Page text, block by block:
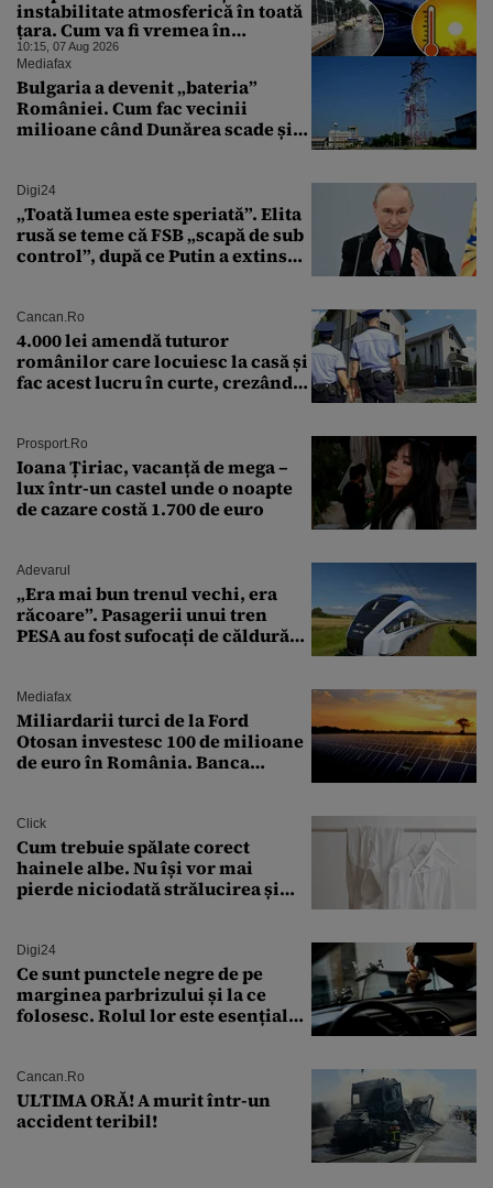
instabilitate atmosferică în toată
țara. Cum va fi vremea în
București și când vin vijeliile
10:15, 07 Aug 2026
Mediafax
Bulgaria a devenit „bateria”
României. Cum fac vecinii
milioane când Dunărea scade și
Digi24
„Toată lumea este speriată”. Elita
rusă se teme că FSB „scapă de sub
control”, după ce Putin a extins
Cancan.ro
4.000 lei amendă tuturor
românilor care locuiesc la casă și
fac acest lucru în curte, crezând
Prosport.ro
Ioana Țiriac, vacanță de mega –
lux într-un castel unde o noapte
de cazare costă 1.700 de euro
Adevarul
„Era mai bun trenul vechi, era
răcoare”. Pasagerii unui tren
PESA au fost sufocați de căldură
Mediafax
Miliardarii turci de la Ford
Otosan investesc 100 de milioane
de euro în România. Banca
Click
Cum trebuie spălate corect
hainele albe. Nu își vor mai
pierde niciodată strălucirea și
Digi24
Ce sunt punctele negre de pe
marginea parbrizului și la ce
folosesc. Rolul lor este esențial
Cancan.ro
ULTIMA ORĂ! A murit într-un
accident teribil!